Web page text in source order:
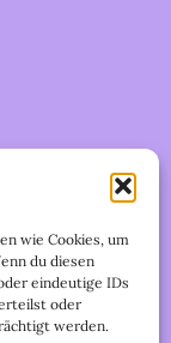
wie Cookies, um
du diesen
eindeutige IDs
oder
werden.